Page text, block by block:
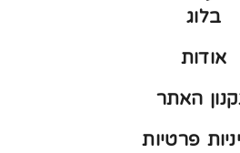
בלוג
אודות
האתר
פרטיות